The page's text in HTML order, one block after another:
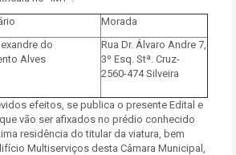
Morada
do
Alves
Rua Dr. Álvaro Andre 7,
3º Esq. Stª. Cruz-
2560-474 Silveira
efeitos, se publica o presente Edital e
vão ser afixados no prédio conhecido
residência do titular da viatura, bem
Multiserviços desta Câmara Municipal,